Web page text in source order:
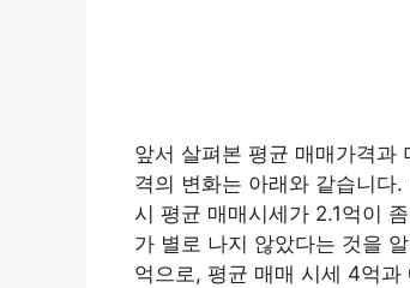
앞서 살펴본 평균 매매가격과
격의 변화는 아래와 같습니다
시 평균 매매시세가 2.1억이
가 별로 나지 않았다는 것을
억으로, 평균 매매 시세 4억